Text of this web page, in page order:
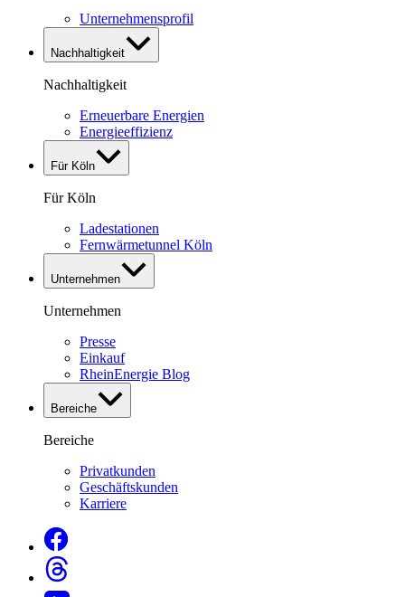
Unternehmensprofil
Nachhaltigkeit
Nachhaltigkeit
Erneuerbare Energien
Energieeffizienz
Für Köln
Für Köln
Ladestationen
Fernwärmetunnel Köln
Unternehmen
Unternehmen
Presse
Einkauf
RheinEnergie Blog
Bereiche
Bereiche
Privatkunden
Geschäftskunden
Karriere